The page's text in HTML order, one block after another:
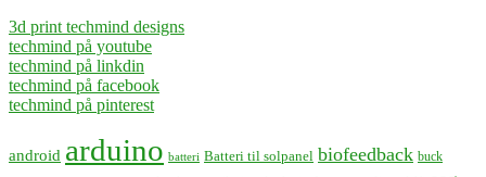
3d print techmind designs
techmind på youtube
techmind på linkdin
techmind på facebook
techmind på pinterest
android arduino batteri Batteri til solpanel biofeedback buck